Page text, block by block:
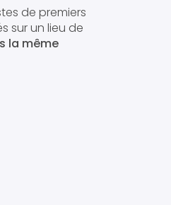
de premiers
sur un lieu de
la même